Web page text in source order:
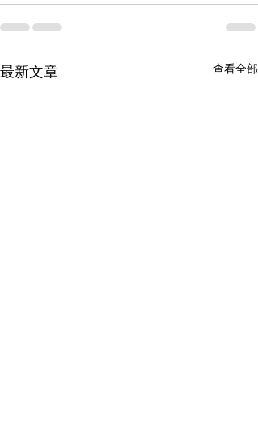
最新文章 查看全部